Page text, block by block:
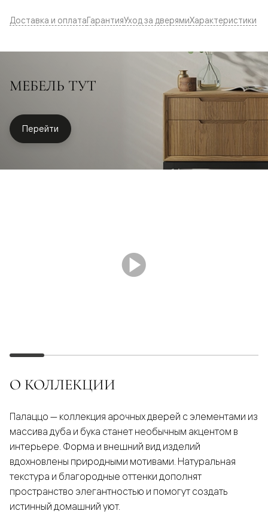
Доставка и оплатаГарантияУход за дверямиХарактеристики
МЕБЕЛЬ ТУТ
Перейти
О КОЛЛЕКЦИИ
Палаццо — коллекция арочных дверей с элементами из
массива дуба и бука станет необычным акцентом в
интерьере. Форма и внешний вид изделий
вдохновлены природными мотивами. Натуральная
текстура и благородные оттенки дополнят
пространство элегантностью и помогут создать
истинный домашний уют.